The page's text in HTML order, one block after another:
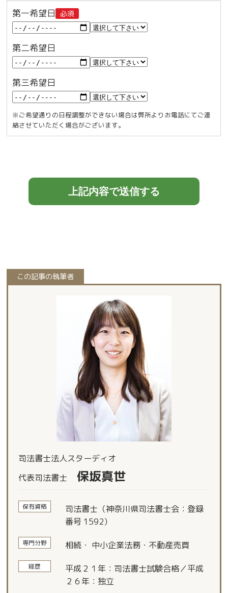
第一希望日 必須
第二希望日
第三希望日
※ご希望通りの日程調整ができない場合は弊所よりお電話にてご連
絡させていただく場合がございます。
この記事の執筆者
司法書士法人スターディオ
代表司法書士
保坂真世
保有資格
司法書士（神奈川県司法書士会：登録
番号 1592）
専門分野 相続・ 中小企業法務・不動産売買
経歴
平成２１年：司法書士試験合格／平成
２６年：独立